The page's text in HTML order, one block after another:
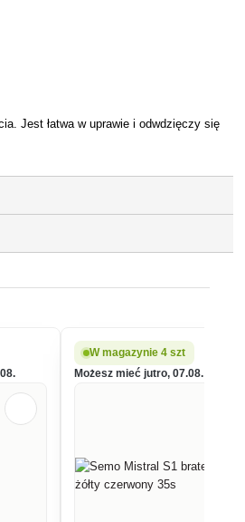
Jest łatwa w uprawie i odwdzięczy się
W magazynie 4 szt
Możesz mieć jutro, 07.08.